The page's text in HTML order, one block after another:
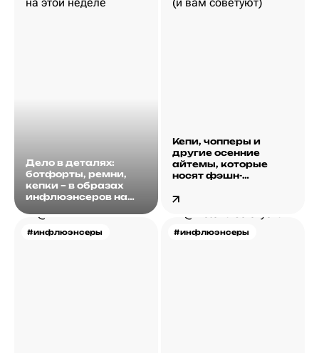
Дело в деталях:
ботфорты, ремни,
кепки – в образах
инфлюэнсеров на
Кепи, чопперы и
другие осенние
айтемы, которые
носят фэшн-
советуют)
#инфлюэнсеры #инфлюэнсеры